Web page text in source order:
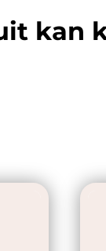
kan